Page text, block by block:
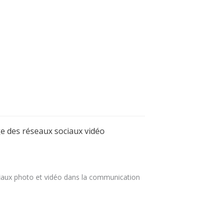
des réseaux sociaux vidéo
photo et vidéo dans la communication